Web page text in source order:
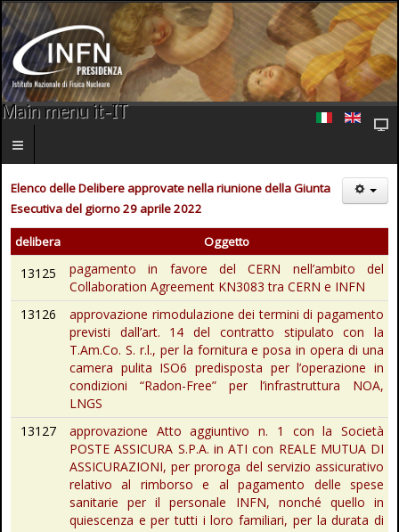
Main menu it-IT
Elenco delle Delibere approvate nella riunione della Giunta
Esecutiva del giorno 29 aprile 2022
delibera Oggetto
13125
pagamento in favore del CERN nell’ambito del
Collaboration Agreement KN3083 tra CERN e INFN
13126
approvazione rimodulazione dei termini di pagamento
previsti dall’art. 14 del contratto stipulato con la
T.Am.Co. S. r.l., per la fornitura e posa in opera di una
camera pulita ISO6 predisposta per l’operazione in
condizioni “Radon-Free” per l’infrastruttura NOA,
LNGS
13127
approvazione Atto aggiuntivo n. 1 con la Società
POSTE ASSICURA S.P.A. in ATI con REALE MUTUA DI
ASSICURAZIONI, per proroga del servizio assicurativo
relativo al rimborso e al pagamento delle spese
sanitarie per il personale INFN, nonché quello in
quiescenza e per tutti i loro familiari, per la durata di